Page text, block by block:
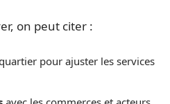
on peut citer :
pour ajuster les services